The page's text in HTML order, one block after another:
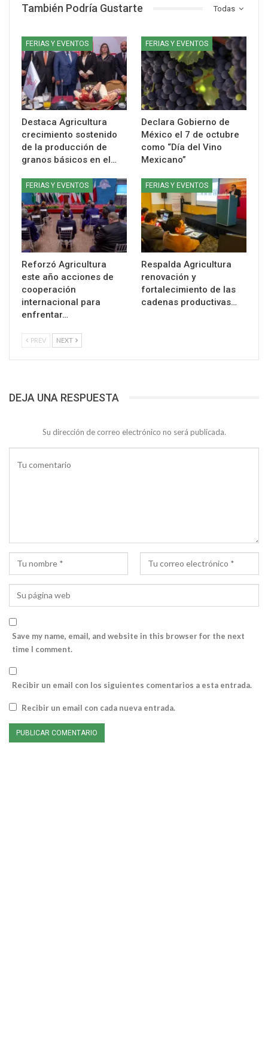
Todas
También Podría Gustarte
FERIAS Y EVENTOS
Destaca Agricultura
crecimiento sostenido
de la producción de
granos básicos en el…
FERIAS Y EVENTOS
Declara Gobierno de
México el 7 de octubre
como “Día del Vino
Mexicano”
FERIAS Y EVENTOS
Reforzó Agricultura
este año acciones de
cooperación
internacional para
enfrentar…
FERIAS Y EVENTOS
Respalda Agricultura
renovación y
fortalecimiento de las
cadenas productivas…
PREV NEXT
DEJA UNA RESPUESTA
Su dirección de correo electrónico no será publicada.
Save my name, email, and website in this browser for the next
time I comment.
Recibir un email con los siguientes comentarios a esta entrada.
Recibir un email con cada nueva entrada.